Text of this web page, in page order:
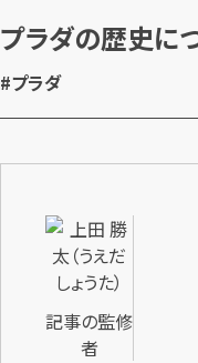
プラダの歴史に
#プラダ
記事の監修
者